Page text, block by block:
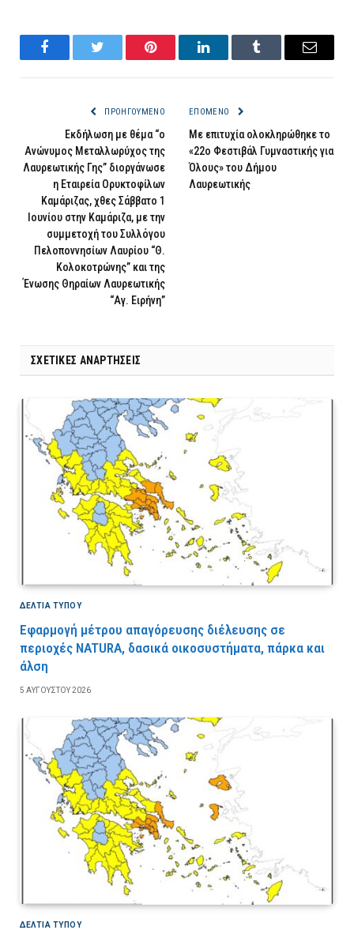
FacebookTwitter Pinterest LinkedInTumblr Email
ΠΡΟΗΓΟΎΜΕΝΟ
Eκδήλωση με θέμα “ο
Ανώνυμος Μεταλλωρύχος της
Λαυρεωτικής Γης” διοργάνωσε
η Eταιρεία Ορυκτοφίλων
Καμάριζας, χθες Σάββατο 1
Ιουνίου στην Καμάριζα, με την
συμμετοχή του Συλλόγου
Πελοποννησίων Λαυρίου “Θ.
Κολοκοτρώνης” και της
Ένωσης Θηραίων Λαυρεωτικής
“Αγ. Ειρήνη”
ΕΠΌΜΕΝΟ
Με επιτυχία ολοκληρώθηκε το
«22ο Φεστιβάλ Γυμναστικής για
Όλους» του Δήμου
Λαυρεωτικής
ΣΧΕΤΙΚΈΣ ΑΝΑΡΤΉΣΕΙΣ
ΔΕΛΤΙΑ ΤΥΠΟΥ
Εφαρμογή μέτρου απαγόρευσης διέλευσης σε
περιοχές NATURA, δασικά οικοσυστήματα, πάρκα και
άλση
5 ΑΥΓΟΎΣΤΟΥ 2026
ΔΕΛΤΙΑ ΤΥΠΟΥ